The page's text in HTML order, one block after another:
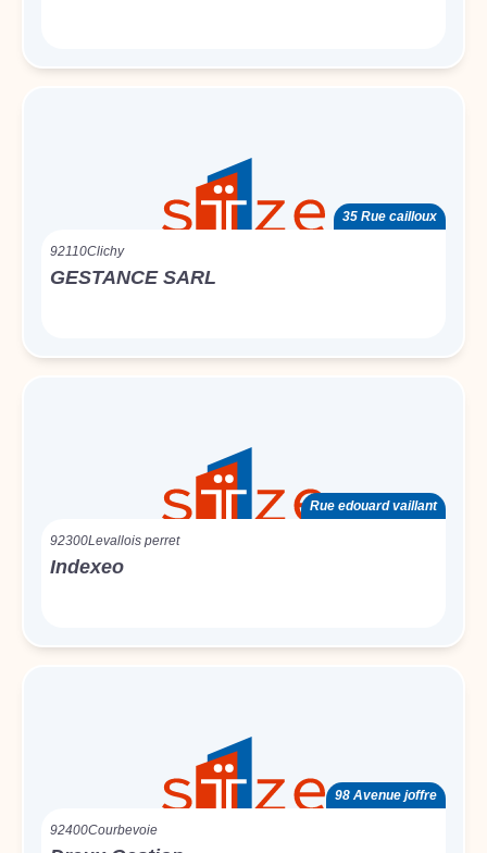
35 Rue cailloux
92110Clichy
GESTANCE SARL
Rue edouard vaillant
92300Levallois perret
Indexeo
98 Avenue joffre
92400Courbevoie